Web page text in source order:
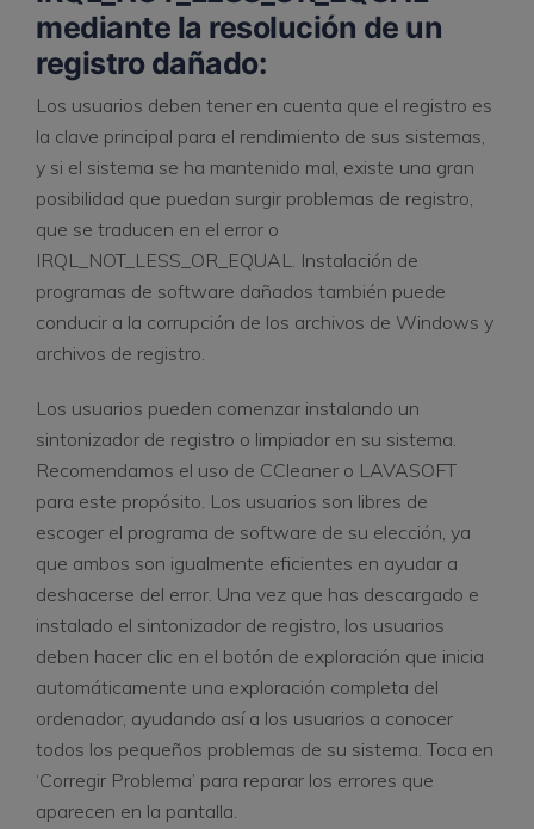
mediante la resolución de un
registro dañado:
Los usuarios deben tener en cuenta que el registro es
la clave principal para el rendimiento de sus sistemas,
y si el sistema se ha mantenido mal, existe una gran
posibilidad que puedan surgir problemas de registro,
que se traducen en el error o
IRQL_NOT_LESS_OR_EQUAL. Instalación de
programas de software dañados también puede
conducir a la corrupción de los archivos de Windows y
archivos de registro.
Los usuarios pueden comenzar instalando un
sintonizador de registro o limpiador en su sistema.
Recomendamos el uso de CCleaner o LAVASOFT
para este propósito. Los usuarios son libres de
escoger el programa de software de su elección, ya
que ambos son igualmente eficientes en ayudar a
deshacerse del error. Una vez que has descargado e
instalado el sintonizador de registro, los usuarios
deben hacer clic en el botón de exploración que inicia
automáticamente una exploración completa del
ordenador, ayudando así a los usuarios a conocer
todos los pequeños problemas de su sistema. Toca en
‘Corregir Problema’ para reparar los errores que
aparecen en la pantalla.